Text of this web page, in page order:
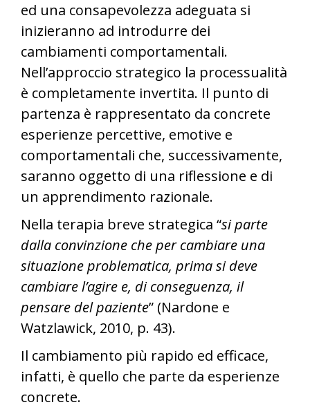
ed una consapevolezza adeguata si
inizieranno ad introdurre dei
cambiamenti comportamentali.
Nell’approccio strategico la processualità
è completamente invertita. Il punto di
partenza è rappresentato da concrete
esperienze percettive, emotive e
comportamentali che, successivamente,
saranno oggetto di una riflessione e di
un apprendimento razionale.
Nella terapia breve strategica “si parte
dalla convinzione che per cambiare una
situazione problematica, prima si deve
cambiare l’agire e, di conseguenza, il
pensare del paziente” (Nardone e
Watzlawick, 2010, p. 43).
Il cambiamento più rapido ed efficace,
infatti, è quello che parte da esperienze
concrete.